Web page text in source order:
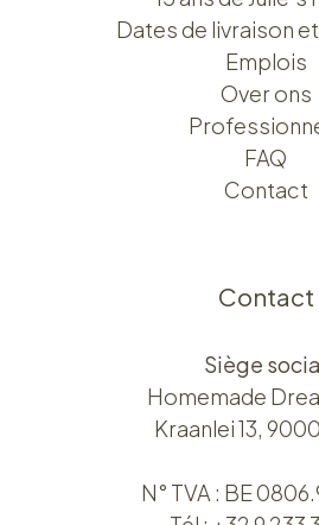
Dates de livraison
Emplois
Over ons​​
FAQ
Contact
Contact
Siège
Homemade
Kraanlei 13,
N° TVA : BE